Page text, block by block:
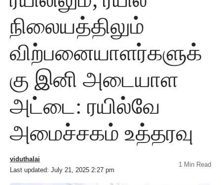
நிலையத்திலும்
விற்பனையாளர்களுக்
கு இனி அடையாள
அட்டை: ரயில்வே
அமைச்சகம் உத்தரவு
Last updated: July 21, 2025 2:27 pm
viduthalai
1 Min Read